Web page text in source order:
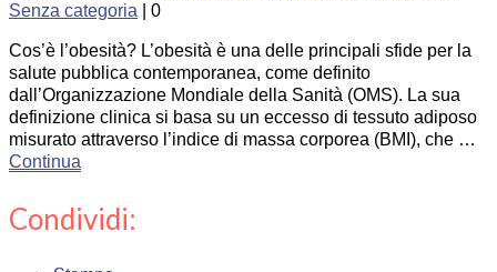
Senza categoria
0
Cos’è l’obesità? L’obesità è una delle principali sfide per la
salute pubblica contemporanea, come definito
dall’Organizzazione Mondiale della Sanità (OMS). La sua
definizione clinica si basa su un eccesso di tessuto adiposo
misurato attraverso l’indice di massa corporea (BMI), che …
Continua
Condividi: